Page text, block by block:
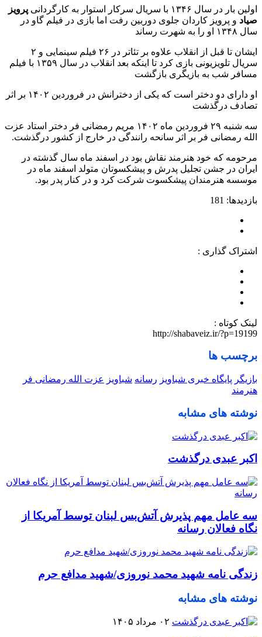
اولین بار در سال ۱۳۴۶ با سریال سرکار استوار به کارگردانی
پرویز
صیاد و پرویز کاردان جلوی دوربین رفت اما بازی در فیلم گاو در
سال ۱۳۴۸ او را به شهرت رساند
ایشان تا قبل از انقلاب علاوه بر تئاتر در ۲۶ فیلم سینمایی و ۲
سریال تلویزیونی بازی کرد تا اینکه بعد انقلاب در سال ۱۳۵۹ با فیلم
مسافر شب به بازیگری بازگشت
او دارای دو دختر است که یکی از دخترانش در فروردین ۱۴۰۲ بر اثر
تصادف درگذشت
سه شنبه ۲۹ فروردین ماه ۱۴۰۲ مریم رمضانی فر دختر استاد عزت
الله رمضانی فر بر اثر سانحه رانندگی در خارج از کشور درگذشت.
مرحومه که خود هنرمند نقاش بود در اسفند ماه سال گذشته در
ایران در جشن تجلیل پدرش و پیشکسوتان متولد اسفند ماه در
موسسه هنرمندان پیشکسوت شرکت کرد و در کنار پدر بود.
بازدیدها: 181
اشتراک گذاری :
لینک کوتاه :
http://shabaveiz.ir/?p=19199
برچسب ها
بازیگر پایگاه خبری شباویز رسانه شباویز عزت الله رمضانی فر
هنرمند
نوشته های مشابه
اکبر عبدی درگذشت
سه عامل مهم پذیرش آتش‌بس لبنان توسط آمریکا از
نگاه فعالان رسانه
زندگی نامه شهید محمد نوروزی/شهید مدافع حرم
نوشته های مشابه
۰۲ مرداد ۱۴۰۵